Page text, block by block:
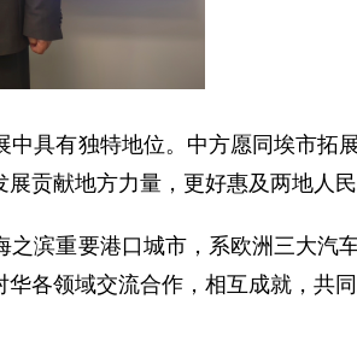
具有独特地位。中方愿同埃市拓
贡献地方力量，更好惠及两地人民
滨重要港口城市，系欧洲三大汽
各领域交流合作，相互成就，共同